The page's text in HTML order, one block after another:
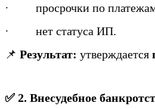
· просрочки по
· нет статуса ИП.
📌 Результат: утверждается
✅ 2. Внесудебное